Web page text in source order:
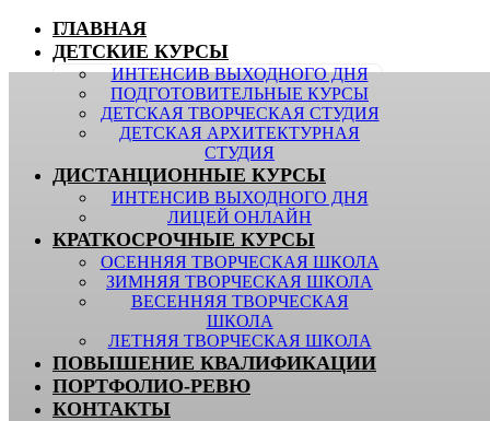
ГЛАВНАЯ
ДЕТСКИЕ КУРСЫ
ИНТЕНСИВ ВЫХОДНОГО ДНЯ
ПОДГОТОВИТЕЛЬНЫЕ КУРСЫ
ДЕТСКАЯ ТВОРЧЕСКАЯ СТУДИЯ
ДЕТСКАЯ АРХИТЕКТУРНАЯ
СТУДИЯ
ДИСТАНЦИОННЫЕ КУРСЫ
ИНТЕНСИВ ВЫХОДНОГО ДНЯ
ЛИЦЕЙ ОНЛАЙН
КРАТКОСРОЧНЫЕ КУРСЫ
ОСЕННЯЯ ТВОРЧЕСКАЯ ШКОЛА
ЗИМНЯЯ ТВОРЧЕСКАЯ ШКОЛА
ВЕСЕННЯЯ ТВОРЧЕСКАЯ
ШКОЛА
ЛЕТНЯЯ ТВОРЧЕСКАЯ ШКОЛА
ПОВЫШЕНИЕ КВАЛИФИКАЦИИ
ПОРТФОЛИО-РЕВЮ
КОНТАКТЫ